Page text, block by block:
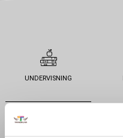
UNDERVISNING